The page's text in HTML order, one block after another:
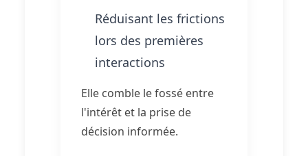
Réduisant les frictions
lors des premières
interactions
Elle comble le fossé entre
l'intérêt et la prise de
décision informée.